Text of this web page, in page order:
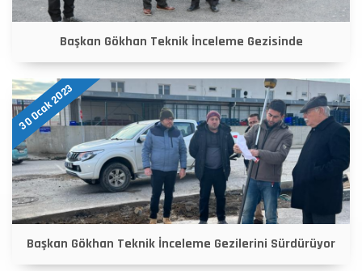
Başkan Gökhan Teknik İnceleme Gezisinde
30 Ocak 2023
Başkan Gökhan Teknik İnceleme Gezilerini Sürdürüyor